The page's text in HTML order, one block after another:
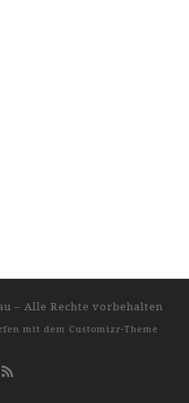
– Alle Rechte vorbehalten
mit dem Customizr-Theme